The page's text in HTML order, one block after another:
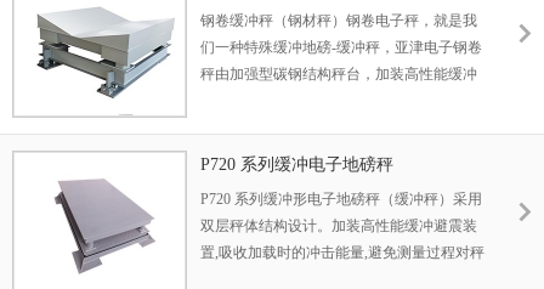
钢卷缓冲秤（钢材秤）钢卷电子秤，就是我
们一种特殊缓冲地磅-缓冲秤，亚津电子钢卷
秤由加强型碳钢结构秤台，加装高性能缓冲
金铸造、建材、造纸厂、仓储货运、内河码
P720 系列缓冲电子地磅秤
P720 系列缓冲形电子地磅秤（缓冲秤）采用
双层秤体结构设计。加装高性能缓冲避震装
置,吸收加载时的冲击能量,避免测量过程对秤